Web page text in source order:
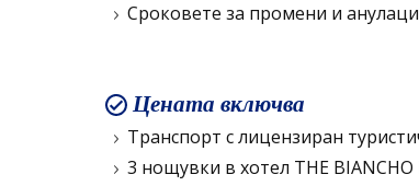
Сроковете за промени и
Цената включва
Транспорт с лицензиран
3 нощувки в хотел THE